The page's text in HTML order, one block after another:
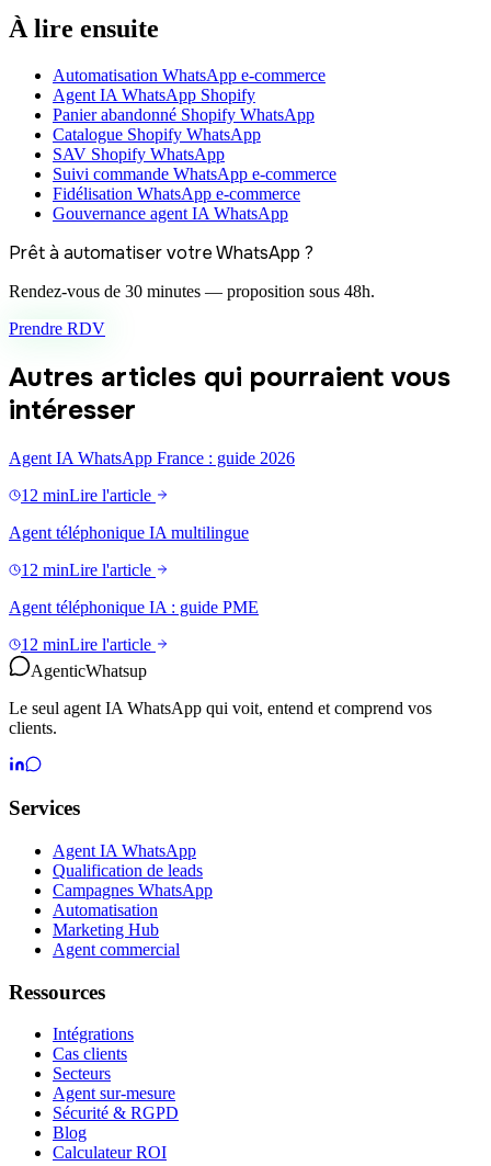
À lire ensuite
Automatisation WhatsApp e-commerce
Agent IA WhatsApp Shopify
Panier abandonné Shopify WhatsApp
Catalogue Shopify WhatsApp
SAV Shopify WhatsApp
Suivi commande WhatsApp e-commerce
Fidélisation WhatsApp e-commerce
Gouvernance agent IA WhatsApp
Prêt à automatiser votre WhatsApp ?
Rendez-vous de 30 minutes — proposition sous 48h.
Prendre RDV
Autres articles qui pourraient vous
intéresser
Agent IA WhatsApp France : guide 2026
12 minLire l'article
Agent téléphonique IA multilingue
12 minLire l'article
Agent téléphonique IA : guide PME
12 minLire l'article
AgenticWhatsup
Le seul agent IA WhatsApp qui voit, entend et comprend vos
clients.
Services
Agent IA WhatsApp
Qualification de leads
Campagnes WhatsApp
Automatisation
Marketing Hub
Agent commercial
Ressources
Intégrations
Cas clients
Secteurs
Agent sur-mesure
Sécurité & RGPD
Blog
Calculateur ROI